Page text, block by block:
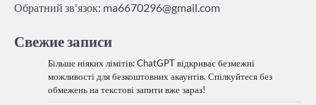
Обратний зв'язок: ma6670296@gmail.com
Свежие записи
Більше ніяких лімітів: ChatGPT відкриває безмежні
можливості для безкоштовних акаунтів. Спілкуйтеся без
обмежень на текстові запити вже зараз!